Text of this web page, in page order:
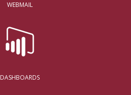
WEBMAIL
DASHBOARDS